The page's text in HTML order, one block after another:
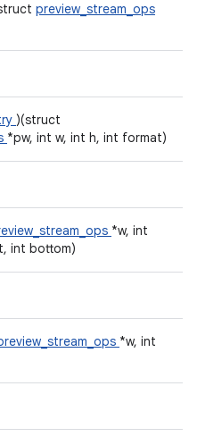
preview_stream_ops
)(struct
*pw, int w, int h, int format)
*w, int
int bottom)
*w, int